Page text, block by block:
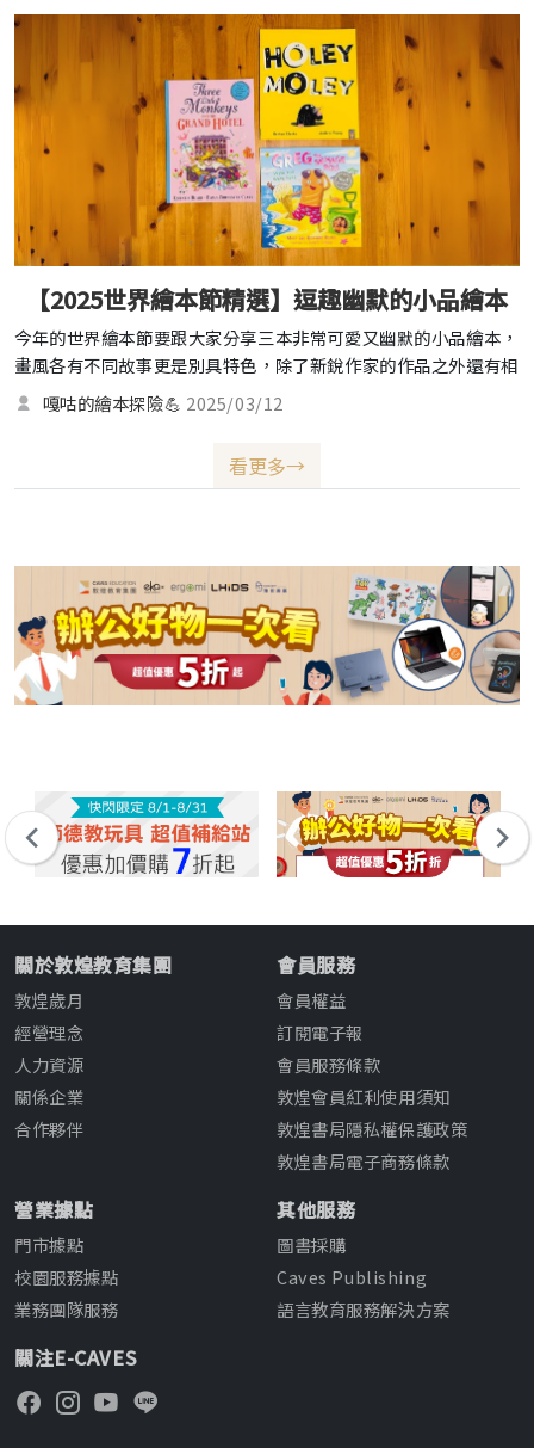
【2025世界繪本節精選】逗趣幽默的小品繪本
今年的世界繪本節要跟大家分享三本非常可愛又幽默的小品繪本，
畫風各有不同故事更是別具特色，除了新銳作家的作品之外還有相
當經典的繪者作品，大家有發現是哪一本嗎？（笑）
嘎咕的繪本探險💪 2025/03/12
看更多→
關於敦煌教育集團
敦煌歲月
經營理念
人力資源
關係企業
合作夥伴
會員服務
會員權益
訂閱電子報
會員服務條款
敦煌會員紅利使用須知
敦煌書局隱私權保護政策
敦煌書局電子商務條款
營業據點
門市據點
校園服務據點
業務團隊服務
其他服務
圖書採購
Caves Publishing
語言教育服務解決方案
關注E-CAVES